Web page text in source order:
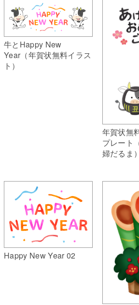
牛とHappy New
Year（年賀状無料イラス
ト）
年賀状無
プレート
婦だるま）
Happy New Year 02